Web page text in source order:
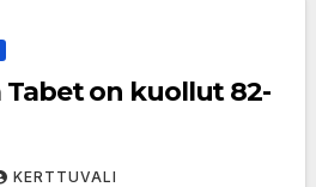
Tabet on kuollut 82-
KERTTUVALI